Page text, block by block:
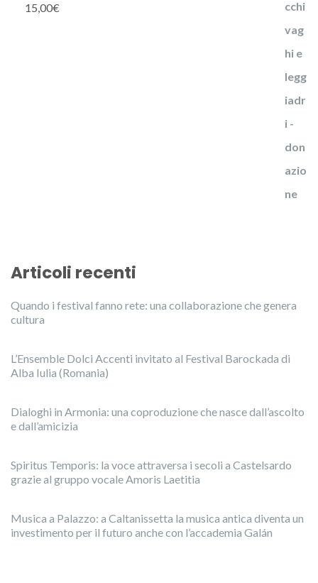
15,00€
Articoli recenti
Quando i festival fanno rete: una collaborazione che genera
cultura
L’Ensemble Dolci Accenti invitato al Festival Barockada di
Alba Iulia (Romania)
Dialoghi in Armonia: una coproduzione che nasce dall’ascolto
e dall’amicizia
Spiritus Temporis: la voce attraversa i secoli a Castelsardo
grazie al gruppo vocale Amoris Laetitia
Musica a Palazzo: a Caltanissetta la musica antica diventa un
investimento per il futuro anche con l’accademia Galán